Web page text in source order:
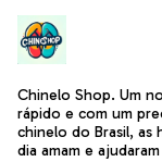
Chinelo Shop. Um
rápido e com um
chinelo do Brasil, as
dia amam e